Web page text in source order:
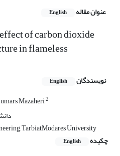
عنوان مقاله English
of carbon dioxide
in flameless
نویسندگان English
Mazaheri2
TarbiatModares University
چکیده
English